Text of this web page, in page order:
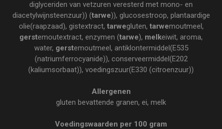
diglyceriden van vetzuren veresterd met mono- en
diacetylwijnsteenzuur)) (tarwe)), glucosestroop, plantaardige
olie(raapzaad), gistextract, tarwegluten, tarwemoutmeel,
gerstemoutextract, enzymen (tarwe), melkeiwit, aroma,
water, gerstemoutmeel, antiklontermiddel(E535
(natriumferrocyanide)), conserveermiddel(E202
(kaliumsorbaat)), voedingszuur(E330 (citroenzuur))
Allergenen
gluten bevattende granen, ei, melk
Voedingswaarden per 100 gram